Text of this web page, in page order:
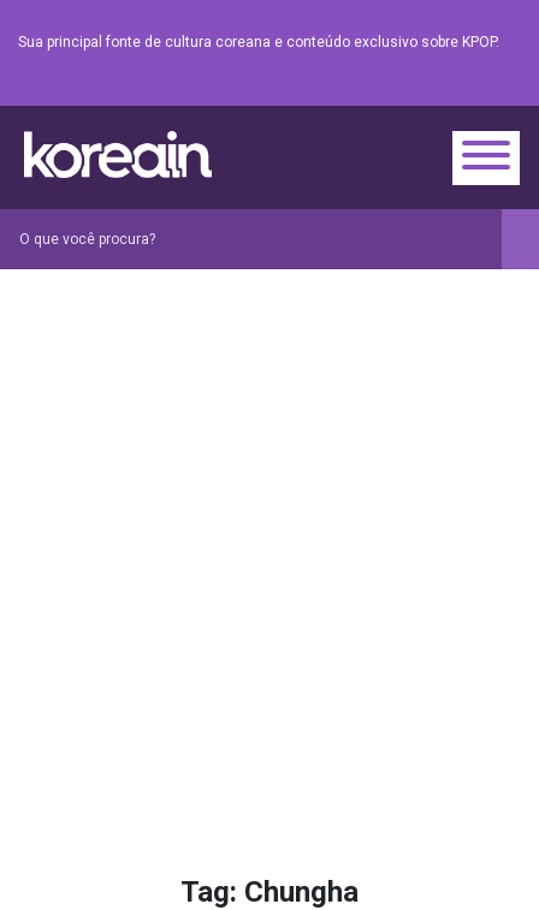
Sua principal fonte de cultura coreana e conteúdo exclusivo sobre KPOP.
Tag: Chungha